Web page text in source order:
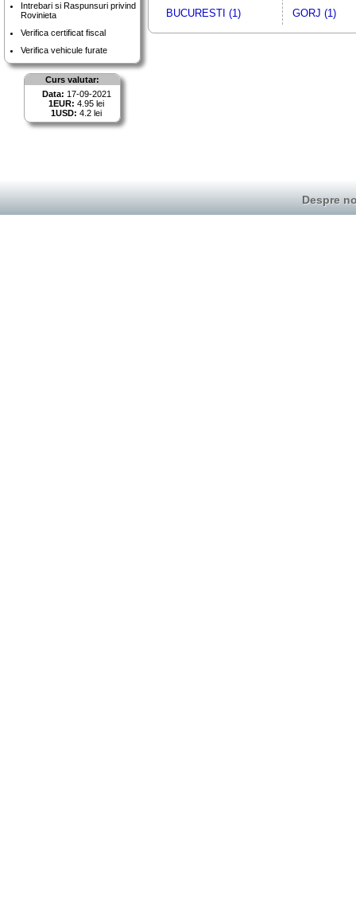
Intrebari si Raspunsuri privind
Rovinieta
Verifica certificat fiscal
Verifica vehicule furate
Curs valutar:
Data: 17-09-2021
1EUR: 4.95 lei
1USD: 4.2 lei
BUCURESTI (1)
GORJ (1)
Despre